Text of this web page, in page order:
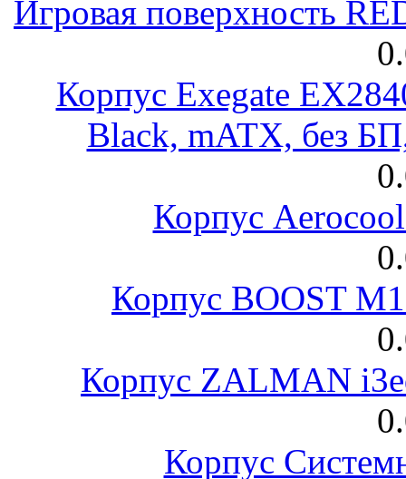
Игровая поверхность
Корпус Exegate
Black, mATX, без
Корпус
Корпус BOOST
Корпус ZALMAN
Корпус